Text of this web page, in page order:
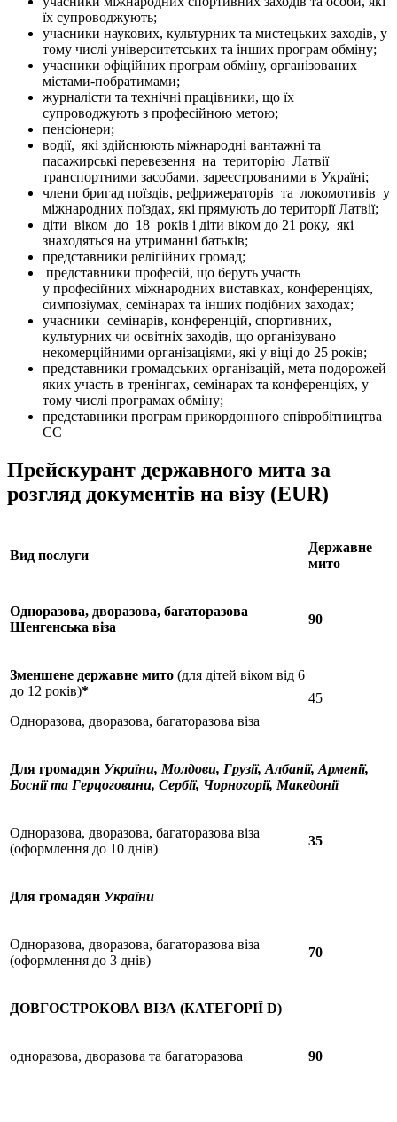
їх супроводжують;
учасники наукових, культурних та мистецьких заходів, у
тому числі університетських та інших програм обміну;
учасники офіційних програм обміну, організованих
містами-побратимами;
журналісти та технічні працівники, що їх
супроводжують з професійною метою;
пенсіонери;
водії, які здійснюють міжнародні вантажні та
пасажирські перевезення на територію Латвії
транспортними засобами, зареєстрованими в Україні;
члени бригад поїздів, рефрижераторів та локомотивів у
міжнародних поїздах, які прямують до території Латвії;
діти віком до 18 років і діти віком до 21 року, які
знаходяться на утриманні батьків;
представники релігійних громад;
представники професій, що беруть участь
у професійних міжнародних виставках, конференціях,
симпозіумах, семінарах та інших подібних заходах;
учасники семінарів, конференцій, спортивних,
культурних чи освітніх заходів, що організувано
некомерційними організаціями, які у віці до 25 років;
представники громадських організацій, мета подорожей
яких участь в тренінгах, семінарах та конференціях, у
тому числі програмах обміну;
представники програм прикордонного співробітництва
ЄС
Прейскурант державного мита за
розгляд документів на візу (EUR)
Вид послуги
Державне
мито
Одноразова, дворазова, багаторазова
Шенгенська візa
90
Зменшене державне мито (для дітей віком від 6
до 12 років)*
Одноразова, дворазова, багаторазова віза
45
Для громадян України,Молдови, Грузії,Албанії, Арменії,
Боснії та Герцоговини, Сербії, Чорногорії, Македонії
Одноразова, дворазова, багаторазова віза
(оформлення до 10 днів)
35
Для громадян України
Одноразова, дворазова, багаторазова віза
(оформлення до 3 днів)
70
ДОВГОСТРОКОВА ВІЗА (КАТЕГОРІЇ D)
одноразова, двoразова та багаторазова 90